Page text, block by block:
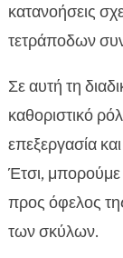
κατανοήσεις
τετράποδων
Σε αυτή τη
καθοριστικό
επεξεργασία
Έτσι,
προς όφελος
των σκύλων.